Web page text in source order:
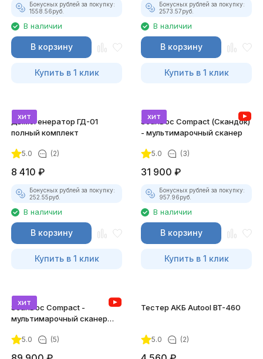
Бонусных рублей за покупку:
1558.56руб.
В наличии
В корзину
Купить в 1 клик
Бонусных рублей за покупку:
2573.57руб.
В наличии
В корзину
Купить в 1 клик
хит
Дымогенератор ГД-01
полный комплект
5.0 (2)
8 410 ₽
Бонусных рублей за покупку:
252.55руб.
В наличии
В корзину
Купить в 1 клик
хит
ScanDoc Compact (Скандок)
- мультимарочный сканер
5.0 (3)
31 900 ₽
Бонусных рублей за покупку:
957.96руб.
В наличии
В корзину
Купить в 1 клик
хит
ScanDoc Compact -
мультимарочный сканер
5.0 (5)
Тестер АКБ Autool BT-460
5.0 (2)